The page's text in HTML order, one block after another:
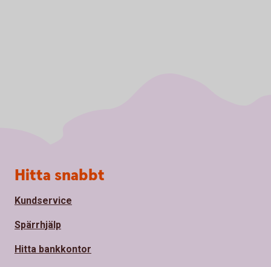
Sidfot
Hitta snabbt
Kundservice
Spärrhjälp
Hitta bankkontor